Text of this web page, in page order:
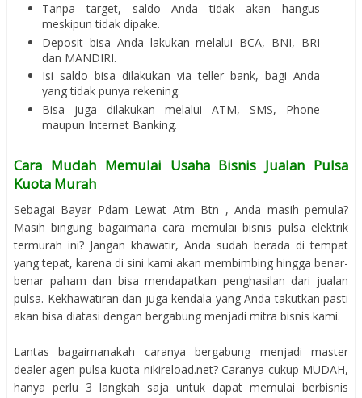
Tanpa target, saldo Anda tidak akan hangus
meskipun tidak dipake.
Deposit bisa Anda lakukan melalui BCA, BNI, BRI
dan MANDIRI.
Isi saldo bisa dilakukan via teller bank, bagi Anda
yang tidak punya rekening.
Bisa juga dilakukan melalui ATM, SMS, Phone
maupun Internet Banking.
Cara Mudah Memulai Usaha Bisnis Jualan Pulsa
Kuota Murah
Sebagai Bayar Pdam Lewat Atm Btn , Anda masih pemula?
Masih bingung bagaimana cara memulai bisnis pulsa elektrik
termurah ini? Jangan khawatir, Anda sudah berada di tempat
yang tepat, karena di sini kami akan membimbing hingga benar-
benar paham dan bisa mendapatkan penghasilan dari jualan
pulsa. Kekhawatiran dan juga kendala yang Anda takutkan pasti
akan bisa diatasi dengan bergabung menjadi mitra bisnis kami.
Lantas bagaimanakah caranya bergabung menjadi master
dealer agen pulsa kuota nikireload.net? Caranya cukup MUDAH,
hanya perlu 3 langkah saja untuk dapat memulai berbisnis